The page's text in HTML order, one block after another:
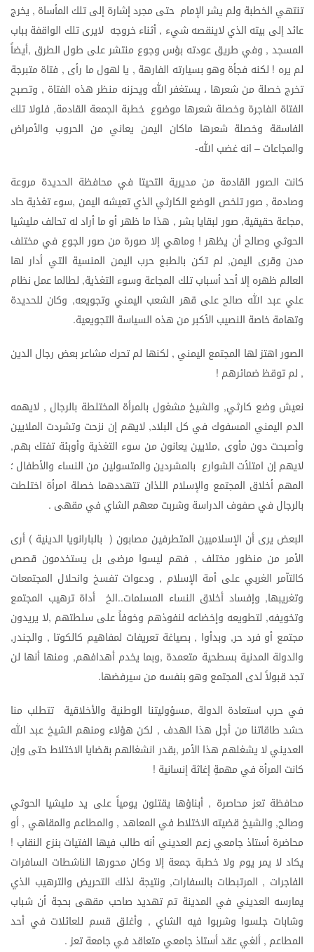
تنتهي الخطبة ولم يشرالإمام حتى مجردإشارة إلىتلك المأساة , يخرج
عائدإلى بيته الذيلاينقصه شيء ,أثناء خروجه لايرىتلك الواقفة بباب
المسجد , وفي طريق عودته بؤس وجوع منتشرعلى طول الطرق ,أيضاً
لم يره ! لكنه فجأة وهو بسيارته الفارهة , يا لهول ما رأى , فتاة متبرجة
تخرجخصلة من شعرها ، يستغفر الله ويحزنه منظر هذه الفتاة , وتصبح
الفتاة الفاجرة وخصلة شعرها موضوع خطبة الجمعة القادمة, فلولاتلك
الفاسقة وخصلة شعرها ماكان اليمن يعاني من الحروب والأمراض
والمجاعات – انهغضب الله-
كانت الصور القادمة من مديرية التحيتا في محافظة الحديدة مروعة
وصادمة , صورتلخص الوضع الكارثي الذيتعيشه اليمن ,سوءتغذيةحاد
,مجاعةحقيقية, صور لبقايا بشر , هذا ما ظهرأو ماأرادله تحالف مليشيا
الحوثي وصالح أن يظهر ! وماهي إلا صورة من صور الجوع في مختلف
مدن وقرى اليمن, لم تكن بالطبع حرب اليمن المنسية التي أدار لها
العالم ظهره إلاأحدأسباب تلك المجاعة وسوء التغذية, لطالماعمل نظام
علي عبد الله صالح على قهر الشعب اليمني وتجويعه, وكان للحديدة
وتهامةخاصة النصيب الأكبرمن هذه السياسة التجويعية.
الصوراهتزلها المجتمع اليمني , لكنها لمتحرك مشاعربعض رجال الدين
, لمتوقظضمائرهم !
نعيش وضع كارثي, والشيخ مشغول بالمرأة المختلطة بالرجال , لايهمه
الدم اليمني المسفوك في كل البلاد,لايهم إن نزحت وتشردت الملايين
وأصبحت دون مأوى ,ملايين يعانون من سوء التغذية وأوبئة تفتك بهم,
لايهم إن امتلأت الشوارع بالمشردين والمتسولين من النساء والأطفال ؛
المهم أخلاق المجتمع والإسلام اللذان تتهددهما خصلة امرأة اختلطت
بالرجال في صفوف الدراسة وشربت معهم الشاي في مقهى .
البعض يرى أن الإسلاميين المتطرفين مصابون ( بالبارانويا الدينية ) أرى
الأمر من منظور مختلف , فهم ليسوا مرضى بل يستخدمون قصص
كالتآمر الغربي على أمة الإسلام , ودعوات تفسخ وانحلال المجتمعات
وتغريبها, وإفساد أخلاق النساء المسلمات..الخ أداة ترهيب المجتمع
وتخويفه, لتطويعه وإخضاعه لنفوذهم وخوفاًعلى سلطتهم ,لا يريدون
مجتمع أو فرد حر, وبدأوا , بصياغة تعريفات لمفاهيم كالكوتا , والجندر,
والدولة المدنية بسطحية متعمدة ,وبما يخدم أهدافهم, ومنها أنها لن
تجدقبولاًلدى المجتمع وهو بنفسه من سيرفضها.
في حرب استعادة الدولة ,مسؤوليتنا الوطنية والأخلاقية تتطلب منا
حشد طاقاتنا من أجل هذا الهدف , لكن هؤلاء ومنهم الشيخ عبد الله
العدينيلايشغلهم هذا الأمر ,بقدر انشغالهم بقضايا الاختلاطحتى وإن
كانت المرأة في مهمةِ إغاثة إنسانية !
محافظة تعز محاصرة , أبناؤها يقتلون يومياً على يد مليشيا الحوثي
وصالح, والشيخ قضيته الاختلاطفي المعاهد , والمطاعم والمقاهي , أو
محاضرة أستاذجامعي زعم العديني أنه طالب فيها الفتيات بنزع النقاب !
يكاد لا يمر يوم ولا خطبة جمعة إلا وكان محورها الناشطات السافرات
الفاجرات , المرتبطات بالسفارات, ونتيجة لذلك التحريض والترهيب الذي
يمارسه العديني في المدينة تم تهديد صاحب مقهى بحجة أن شباب
وشابات جلسوا وشربوا فيه الشاي , وأغلق قسم للعائلات في أحد
المطاعم , ألغيعقدأستاذجامعي متعاقدفيجامعةتعز .